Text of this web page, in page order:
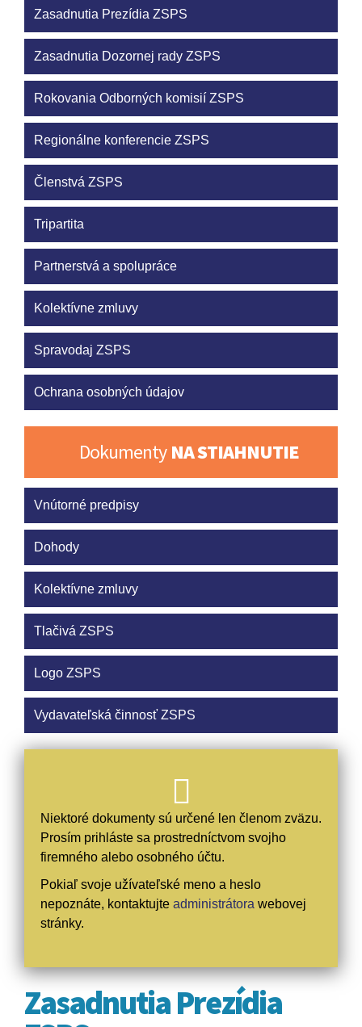
Zasadnutia Prezídia ZSPS
Zasadnutia Dozornej rady ZSPS
Rokovania Odborných komisií ZSPS
Regionálne konferencie ZSPS
Členstvá ZSPS
Tripartita
Partnerstvá a spolupráce
Kolektívne zmluvy
Spravodaj ZSPS
Ochrana osobných údajov
Dokumenty NA STIAHNUTIE
Vnútorné predpisy
Dohody
Kolektívne zmluvy
Tlačivá ZSPS
Logo ZSPS
Vydavateľská činnosť ZSPS
Niektoré dokumenty sú určené len členom zväzu.
Prosím prihláste sa prostredníctvom svojho
firemného alebo osobného účtu.
Pokiaľ svoje užívateľské meno a heslo
nepoznáte, kontaktujte administrátora webovej
stránky.
Zasadnutia Prezídia